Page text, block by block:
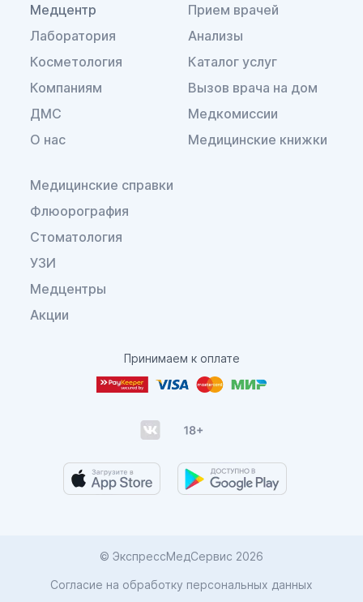
Медцентр
Лаборатория
Косметология
Компаниям
ДМС
О нас
Прием врачей
Анализы
Каталог услуг
Вызов врача на дом
Медкомиссии
Медицинские книжки
Медицинские справки
Флюорография
Стоматология
УЗИ
Медцентры
Акции
Принимаем к оплате
© ЭкспрессМедСервис 2026
Согласие на обработку персональных данных